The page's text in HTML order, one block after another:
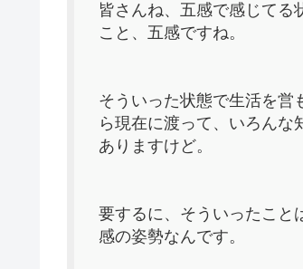
皆さんね、五感で感じてる
こと、五感ですね。
そういった状態で生活を営
ら現在に渡って、いろんな
ありますけど。
要するに、そういったこと
感の姿勢なんです。